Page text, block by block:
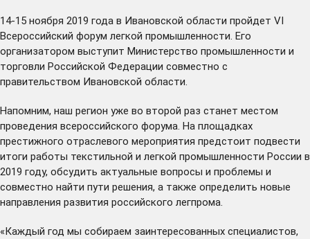
14-15 ноября 2019 года в Ивановской области пройдет VI
Всероссийский форум легкой промышленности. Его
организатором выступит Министерство промышленности и
торговли Российской Федерации совместно с
правительством Ивановской области.
Напомним, наш регион уже во второй раз станет местом
проведения всероссийского форума. На площадках
престижного отраслевого мероприятия предстоит подвести
итоги работы текстильной и легкой промышленности России в
2019 году, обсудить актуальные вопросы и проблемы и
совместно найти пути решения, а также определить новые
направления развития российского легпрома.
«Каждый год мы собираем заинтересованных специалистов,